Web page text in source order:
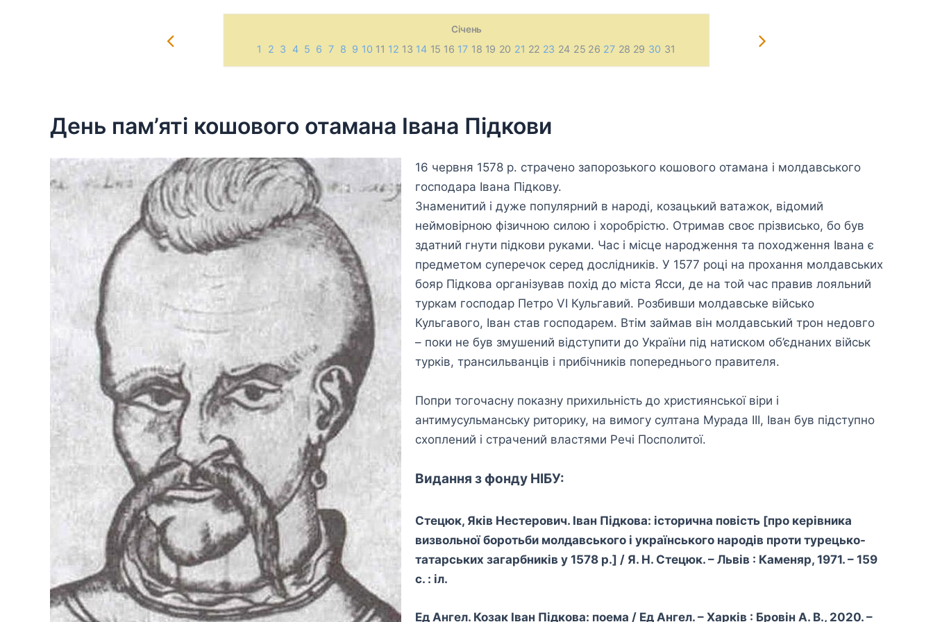
Січень
1
2 3 4 5 6 7 8 9 10 11 12 13 14 15 16 17 18 19 20 21 22 23 24 25 26 27 28 29 30 31
День пам’яті кошового отамана Івана Підкови
16 червня 1578 р. страчено запорозького кошового отамана і молдавського
господара Івана Підкову.
Знаменитий і дуже популярний в народі, козацький ватажок, відомий
неймовірною фізичною силою і хоробрістю. Отримав своє прізвисько, бо був
здатний гнути підкови руками. Час і місце народження та походження Івана є
предметом суперечок серед дослідників. У 1577 році на прохання молдавських
бояр Підкова організував похід до міста Ясси, де на той час правив лояльний
туркам господар Петро VI Кульгавий. Розбивши молдавське військо
Кульгавого, Іван став господарем. Втім займав він молдавський трон недовго
– поки не був змушений відступити до України під натиском об’єднаних військ
турків, трансильванців і прибічників попереднього правителя.
Попри тогочасну показну прихильність до християнської віри і
антимусульманську риторику, на вимогу султана Мурада III, Іван був підступно
схоплений і страчений властями Речі Посполитої.
Видання з фонду НІБУ:
Стецюк, Яків Нестерович. Іван Підкова: історична повість [про керівника
визвольної боротьби молдавського і українського народів проти турецько-
татарських загарбників у 1578 р.] / Я. Н. Стецюк. – Львів : Каменяр, 1971. – 159
с. : іл.
Ед Ангел. Козак Іван Підкова: поема / Ед Ангел. – Харків : Бровін А. В., 2020. –